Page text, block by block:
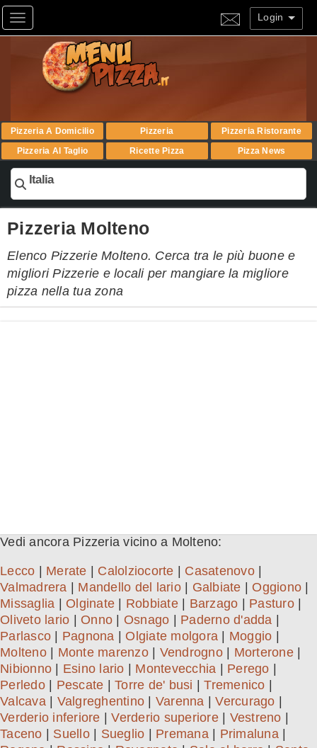
Toggle navigation Login
Pizzeria A Domicilio Pizzeria
Pizzeria Ristorante
Pizzeria Al Taglio
Ricette Pizza Pizza News
Italia
Pizzeria Molteno
Elenco Pizzerie Molteno. Cerca tra le più buone e
migliori Pizzerie e locali per mangiare la migliore
pizza nella tua zona
Vedi ancora Pizzeria vicino a Molteno:
Lecco Merate Calolziocorte Casatenovo|
Valmadrera
Mandello del lario| Galbiate Oggiono
Missaglia
Olginate Robbiate| Barzago Pasturo|
Oliveto lario
Onno Osnago Paderno d'adda
Parlasco
Pagnona Olgiate molgora Moggio
Molteno| Monte marenzo| Vendrogno| Morterone|
Nibionno
Esino lario Montevecchia Perego
Perledo| Pescate Torre de' busi |Tremenico
Valcava| Valgreghentino Varenna |Vercurago
Verderio inferiore |Verderio superiore| Vestreno
Taceno
Suello| Sueglio Premana| Primaluna|